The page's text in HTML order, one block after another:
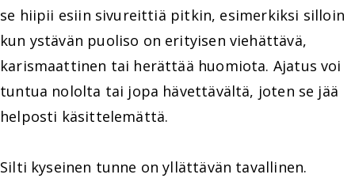
se hiipii esiin sivureittiä pitkin, esimerkiksi silloin
kun ystävän puoliso on erityisen viehättävä,
karismaattinen tai herättää huomiota. Ajatus voi
tuntua nololta tai jopa hävettävältä, joten se jää
helposti käsittelemättä.
Silti kyseinen tunne on yllättävän tavallinen.